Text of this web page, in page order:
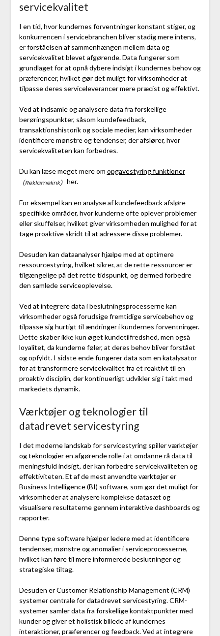
servicekvalitet
I en tid, hvor kundernes forventninger konstant stiger, og
konkurrencen i servicebranchen bliver stadig mere intens,
er forståelsen af sammenhængen mellem data og
servicekvalitet blevet afgørende. Data fungerer som
grundlaget for at opnå dybere indsigt i kundernes behov og
præferencer, hvilket gør det muligt for virksomheder at
tilpasse deres serviceleverancer mere præcist og effektivt.
Ved at indsamle og analysere data fra forskellige
berøringspunkter, såsom kundefeedback,
transaktionshistorik og sociale medier, kan virksomheder
identificere mønstre og tendenser, der afslører, hvor
servicekvaliteten kan forbedres.
Du kan læse meget mere om opgavestyring funktioner
her.
For eksempel kan en analyse af kundefeedback afsløre
specifikke områder, hvor kunderne ofte oplever problemer
eller skuffelser, hvilket giver virksomheden mulighed for at
tage proaktive skridt til at adressere disse problemer.
Desuden kan dataanalyser hjælpe med at optimere
ressourcestyring, hvilket sikrer, at de rette ressourcer er
tilgængelige på det rette tidspunkt, og dermed forbedre
den samlede serviceoplevelse.
Ved at integrere data i beslutningsprocesserne kan
virksomheder også forudsige fremtidige servicebehov og
tilpasse sig hurtigt til ændringer i kundernes forventninger.
Dette skaber ikke kun øget kundetilfredshed, men også
loyalitet, da kunderne føler, at deres behov bliver forstået
og opfyldt. I sidste ende fungerer data som en katalysator
for at transformere servicekvalitet fra et reaktivt til en
proaktiv disciplin, der kontinuerligt udvikler sig i takt med
markedets dynamik.
Værktøjer og teknologier til
datadrevet servicestyring
I det moderne landskab for servicestyring spiller værktøjer
og teknologier en afgørende rolle i at omdanne rå data til
meningsfuld indsigt, der kan forbedre servicekvaliteten og
effektiviteten. Et af de mest anvendte værktøjer er
Business Intelligence (BI) software, som gør det muligt for
virksomheder at analysere komplekse datasæt og
visualisere resultaterne gennem interaktive dashboards og
rapporter.
Denne type software hjælper ledere med at identificere
tendenser, mønstre og anomalier i serviceprocesserne,
hvilket kan føre til mere informerede beslutninger og
strategiske tiltag.
Desuden er Customer Relationship Management (CRM)
systemer centrale for datadrevet servicestyring. CRM-
systemer samler data fra forskellige kontaktpunkter med
kunder og giver et holistisk billede af kundernes
interaktioner, præferencer og feedback. Ved at integrere